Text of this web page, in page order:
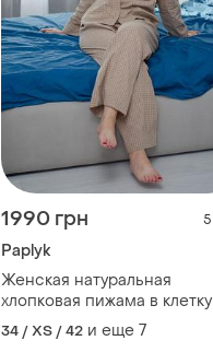
1990 грн 5
Paplyk
Женская натуральная
хлопковая пижама в клетку
34 / XS / 42 и еще 7